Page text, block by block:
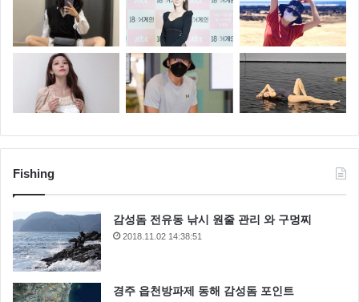
Fishing
감성돔 전유동 낚시 원줄 관리 와 구멍찌
2018.11.02 14:38:51
경주 읍천방파제 동해 감성돔 포인트